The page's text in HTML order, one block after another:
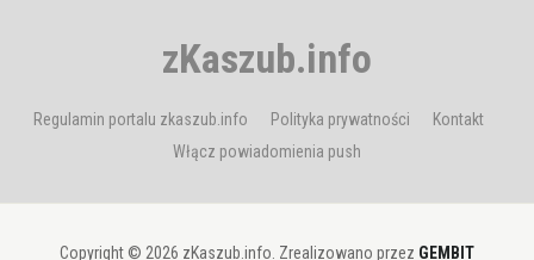
zKaszub.info
Regulamin portalu zkaszub.info Polityka prywatności
Kontakt
Włącz powiadomienia push
Copyright © 2026 zKaszub.info. Zrealizowano przez GEMBIT